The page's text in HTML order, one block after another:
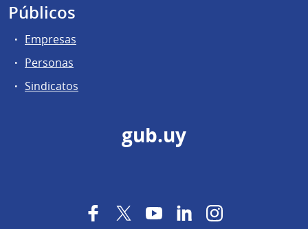
Públicos
Empresas
Personas
Sindicatos
gub.uy
FacebookTwitterYouTubeLinkedInInstagram